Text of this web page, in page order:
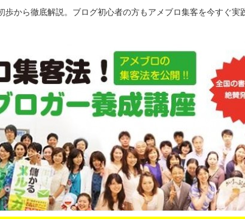
歩から徹底解説。ブログ初心者の方もアメブロ集客を今すぐ実